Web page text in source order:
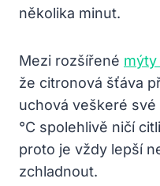
několika minut.
Mezi rozšířené mýty
že citronová šťáva
uchová veškeré
°C spolehlivě ničí
proto je vždy lepší
zchladnout.